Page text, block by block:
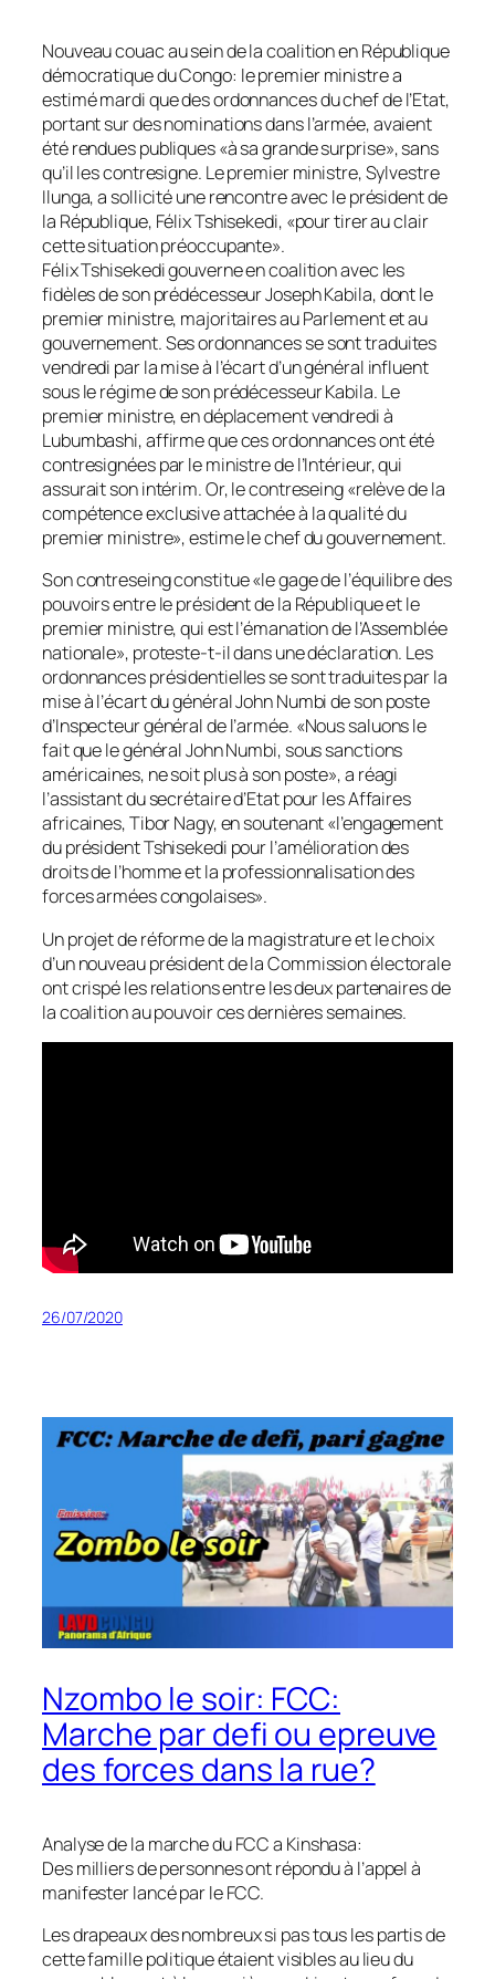
Nouveau couac au sein de la coalition en République
démocratique du Congo: le premier ministre a
estimé mardi que des ordonnances du chef de l’Etat,
portant sur des nominations dans l’armée, avaient
été rendues publiques «à sa grande surprise», sans
qu’il les contresigne. Le premier ministre, Sylvestre
Ilunga, a sollicité une rencontre avec le président de
la République, Félix Tshisekedi, «pour tirer au clair
cette situation préoccupante».
Félix Tshisekedi gouverne en coalition avec les
fidèles de son prédécesseur Joseph Kabila, dont le
premier ministre, majoritaires au Parlement et au
gouvernement. Ses ordonnances se sont traduites
vendredi par la mise à l’écart d’un général influent
sous le régime de son prédécesseur Kabila. Le
premier ministre, en déplacement vendredi à
Lubumbashi, affirme que ces ordonnances ont été
contresignées par le ministre de l’Intérieur, qui
assurait son intérim. Or, le contreseing «relève de la
compétence exclusive attachée à la qualité du
premier ministre», estime le chef du gouvernement.
Son contreseing constitue «le gage de l’équilibre des
pouvoirs entre le président de la République et le
premier ministre, qui est l’émanation de l’Assemblée
nationale», proteste-t-il dans une déclaration. Les
ordonnances présidentielles se sont traduites par la
mise à l’écart du général John Numbi de son poste
d’Inspecteur général de l’armée. «Nous saluons le
fait que le général John Numbi, sous sanctions
américaines, ne soit plus à son poste», a réagi
l’assistant du secrétaire d’Etat pour les Affaires
africaines, Tibor Nagy, en soutenant «l’engagement
du président Tshisekedi pour l’amélioration des
droits de l’homme et la professionnalisation des
forces armées congolaises».
Un projet de réforme de la magistrature et le choix
d’un nouveau président de la Commission électorale
ont crispé les relations entre les deux partenaires de
la coalition au pouvoir ces dernières semaines.
26/07/2020
Nzombo le soir: FCC:
Marche par defi ou epreuve
des forces dans la rue?
Analyse de la marche du FCC a Kinshasa:
Des milliers de personnes ont répondu à l’appel à
manifester lancé par le FCC.
Les drapeaux des nombreux si pas tous les partis de
cette famille politique étaient visibles au lieu du